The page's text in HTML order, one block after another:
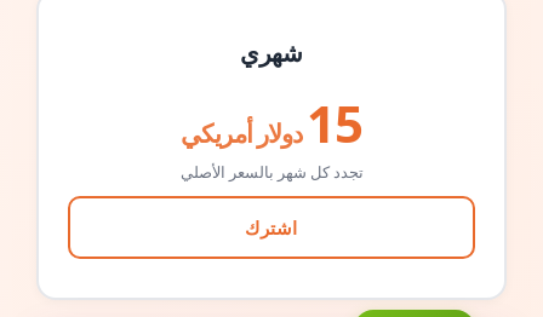
شهري
15 دولار أمريكي
تجدد كل شهر بالسعر الأصلي
اشترك